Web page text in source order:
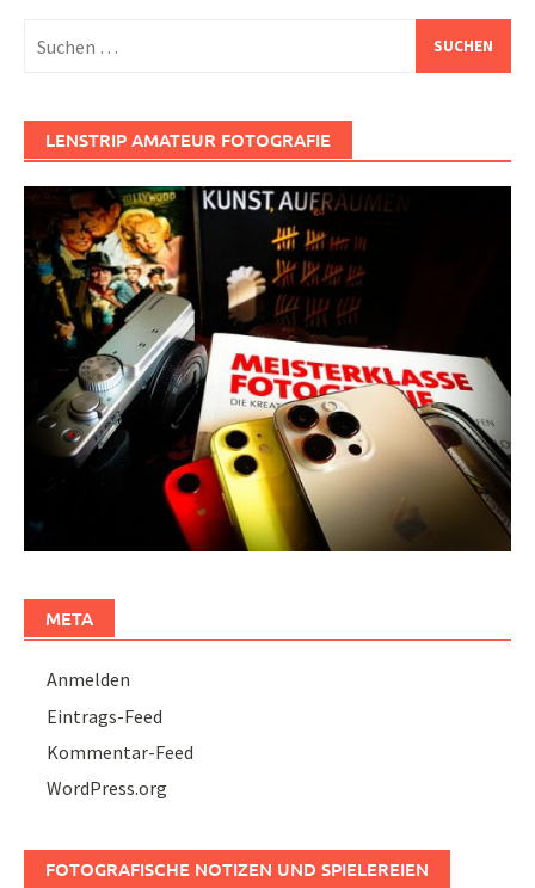
nach:
LENSTRIP AMATEUR FOTOGRAFIE
META
Anmelden
Eintrags-Feed
Kommentar-Feed
WordPress.org
FOTOGRAFISCHE NOTIZEN UND SPIELEREIEN